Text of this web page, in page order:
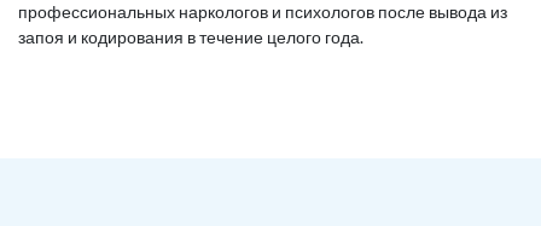
профессиональных наркологов и психологов после вывода из
запоя и кодирования в течение целого года.